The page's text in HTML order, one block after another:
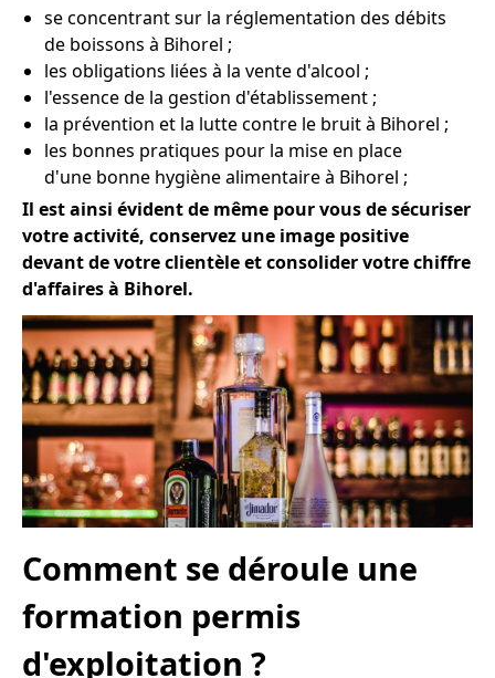
se concentrant sur la réglementation des débits
de boissons à Bihorel ;
les obligations liées à la vente d'alcool ;
l'essence de la gestion d'établissement ;
la prévention et la lutte contre le bruit à Bihorel ;
les bonnes pratiques pour la mise en place
d'une bonne hygiène alimentaire à Bihorel ;
Il est ainsi évident de même pour vous de sécuriser
votre activité, conservez une image positive
devant de votre clientèle et consolider votre chiffre
d'affaires à Bihorel.
Comment se déroule une
formation permis
d'exploitation ?